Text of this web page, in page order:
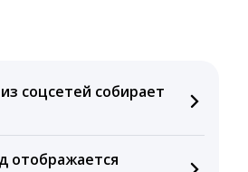
соцсетей собирает
репостов, охватов и
отображается